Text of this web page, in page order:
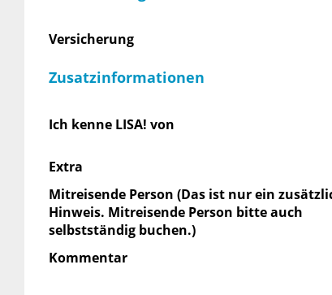
Versicherung
Zusatzinformationen
Ich kenne LISA! von
Extra
Mitreisende Person (Das ist nur ein
Hinweis. Mitreisende Person bitte auch
selbstständig buchen.)
Kommentar